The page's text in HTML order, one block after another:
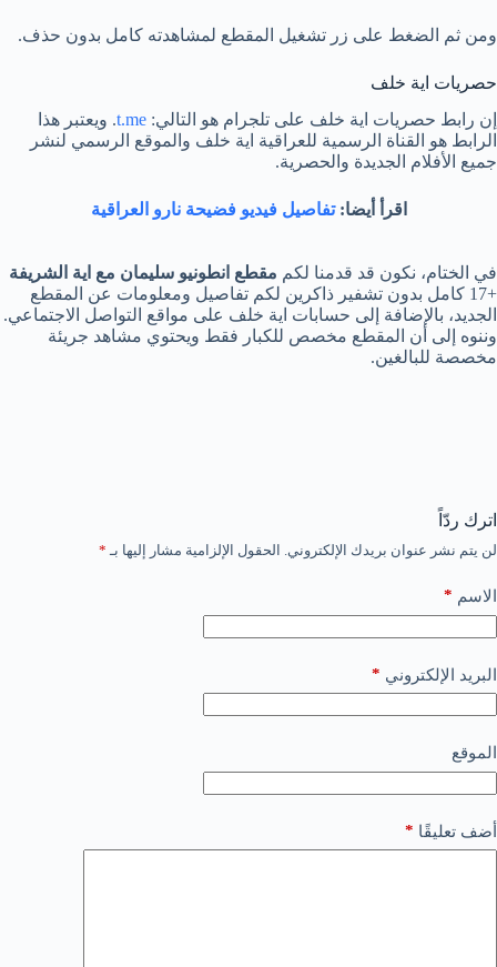
ومن ثم الضغط على زر تشغيل المقطع لمشاهدته كامل بدون حذف.
حصريات اية خلف
إن رابط حصريات اية خلف على تلجرام هو التالي: t.me. ويعتبر هذا
الرابط هو القناة الرسمية للعراقية اية خلف والموقع الرسمي لنشر
جميع الأفلام الجديدة والحصرية.
اقرأ أيضا:تفاصيل فيديو فضيحة نارو العراقية
في الختام، نكون قد قدمنا لكم مقطع انطونيو سليمان مع اية الشريفة
+17 كامل بدون تشفير ذاكرين لكم تفاصيل ومعلومات عن المقطع
الجديد، بالإضافة إلى حسابات اية خلف على مواقع التواصل الاجتماعي.
وننوه إلى أن المقطع مخصص للكبار فقط ويحتوي مشاهد جريئة
مخصصة للبالغين.
اترك ردّاً
لن يتم نشر عنوان بريدك الإلكتروني. الحقول الإلزامية مشار إليها بـ *
الاسم *
البريد الإلكتروني *
الموقع
أضف تعليقًا *